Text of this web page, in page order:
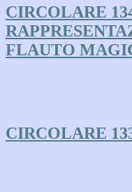
CIRCOLARE
FLAUTO
CIRCOLARE